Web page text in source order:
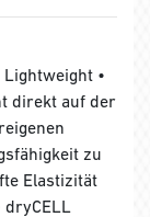
Lightweight •
direkt auf der
zu
Elastizität